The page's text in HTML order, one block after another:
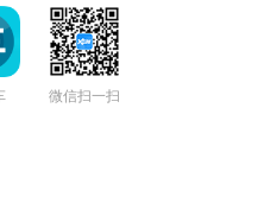
微信扫一扫